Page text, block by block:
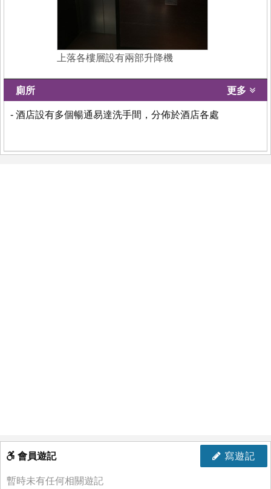
上落各樓層設有兩部升降機
廁所 更多
- 酒店設有多個暢通易達洗手間，分佈於酒店各處
寫遊記
會員遊記
暫時未有任何相關遊記